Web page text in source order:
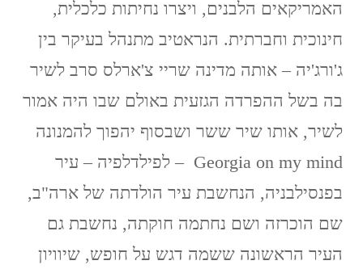
האמריקאים הלבנים, ויצרו נחיתות כלכלית,
חינוכית וחברתית. הנראטיב מתנהל בעיקר בין
ג'ורג'יה – אותה מדינה שריי צ'ארלס סרב לשיר
בה בשל ההפרדה הגזעית באולם שבו היה אמור
לשיר, אותו שיר ששר ושבסוף יהפוך להמנונה
Georgia on my mind – לפילדלפיה – עיר
בפנסילבניה, הנחשבת עיר הולדתה של ארה"ב,
שם הוכרזה ושם נחתמה חוקתה, נחשבת גם
העיר הראשונה ששמה דגש על חופש, שיוויון